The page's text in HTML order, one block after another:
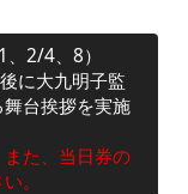
2/4、8）
に大九明子監
台挨拶を実施
た、当日券の
。